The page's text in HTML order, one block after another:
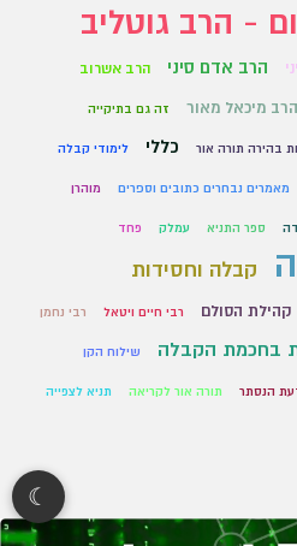
- הרב גוטליב
הרב אדם סיני הרב אשרוב
הרב מיכאל מאור זה גם בתיקייה
בהירה תורה אור כללי לימודי קבלה
מאמרים נבחרים כתובים וספרים מוהרן
ספר התניא עמלק פחד
קבלה וחסידות
קהילת הסולם רבי חיים ויטאל רבי נחמן
בחכמת הקבלה שילוח הקן
הנסתר תורה אור לקריאה תניא לצפייה
☾